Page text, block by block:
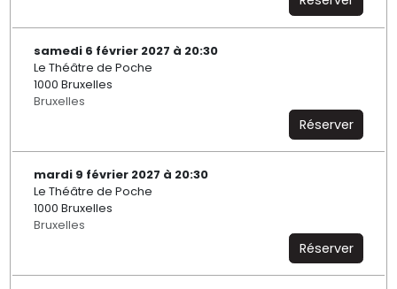
samedi 6 février 2027 à 20:30
Le Théâtre de Poche
1000 Bruxelles
Bruxelles
Réserver
mardi 9 février 2027 à 20:30
Le Théâtre de Poche
1000 Bruxelles
Bruxelles
Réserver